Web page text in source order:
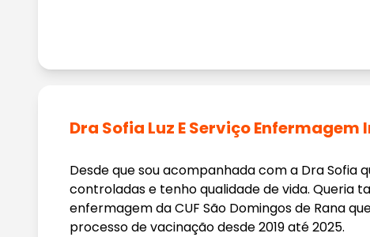
Dra Sofia Luz E Serviço Enfermagem
Desde que sou acompanhada com a Dra Sofia
controladas e tenho qualidade de vida. Queria
enfermagem da CUF São Domingos de Rana
processo de vacinação desde 2019 até 2025.